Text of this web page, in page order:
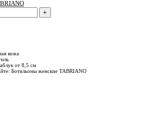
+
кожа
от 8,5 см
Ботильоны женские TABRIANO